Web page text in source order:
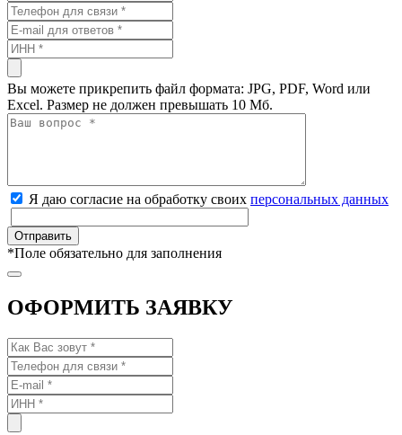
Вы можете прикрепить файл формата: JPG, PDF, Word или
Excel. Размер не должен превышать 10 Мб.
Я даю согласие на обработку своих персональных данных
*Поле обязательно для заполнения
ОФОРМИТЬ ЗАЯВКУ